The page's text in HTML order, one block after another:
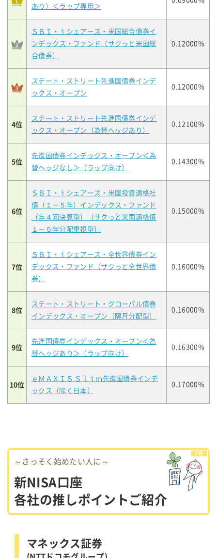
あり）＜ラップ専用＞
ＳＢＩ・ｉシェアーズ・米国総合債券イ
ンデックス・ファンド（サクっと米国総
合債券）
0.12000%
ステート・ストリート先進国債券インデ
ックス・オープン
0.12000%
4位
ステート・ストリート先進国債券インデ
ックス・オープン（為替ヘッジあり）
0.12100%
5位
先進国債券インデックス・オープン＜為
替ヘッジなし＞（ラップ向け）
0.14300%
6位
ＳＢＩ・ｉシェアーズ・米国投資適格社
債（１－５年）インデックス・ファンド
（年４回決算型）（サクっと米国適格債
１－５年分配重視型）
0.15000%
7位
ＳＢＩ・ｉシェアーズ・全世界債券イン
デックス・ファンド（サクっと全世界債
券）
0.16000%
8位
ステート・ストリート・グローバル債券
インデックス・オープン（隔月分配型）
0.16000%
9位
先進国債券インデックス・オープン＜為
替ヘッジあり＞（ラップ向け）
0.16300%
10位
ｅＭＡＸＩＳ Ｓｌｉｍ先進国債券インデ
ックス（除く日本）
0.17000%
～さっそく始めたい人に～
新NISA口座
各社の推しポイントご紹介
マネックス証券